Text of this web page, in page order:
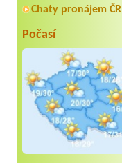
Chaty pronájem ČR
Počasí